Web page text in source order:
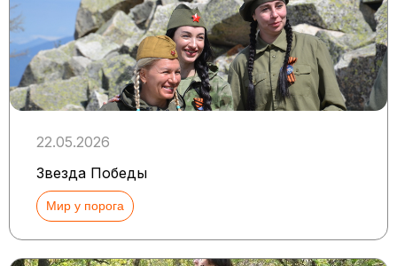
22.05.2026
Звезда Победы
Мир у порога